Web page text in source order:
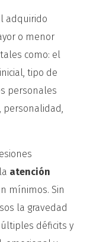
adquirido
o menor
como: el
tipo de
personales
atención
mínimos. Sin
la gravedad
déficits y